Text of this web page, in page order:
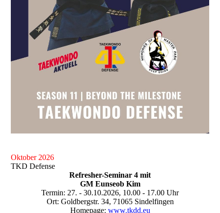
Oktober 2026
TKD Defense
Refresher-Seminar 4 mit
GM Eunseob Kim
Termin: 27. - 30.10.2026, 10.00 - 17.00 Uhr
Ort: Goldbergstr. 34, 71065 Sindelfingen
Homepage: www.tkdd.eu